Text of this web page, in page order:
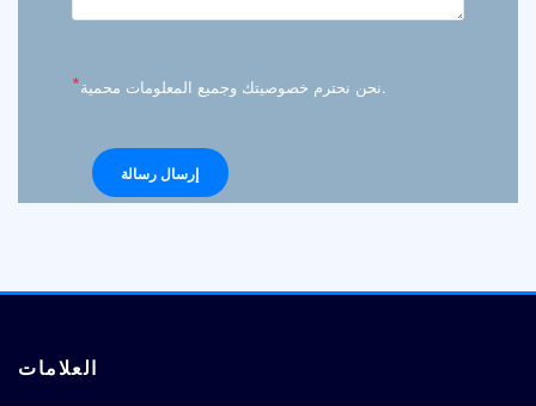
* نحن نحترم خصوصيتك وجميع المعلومات محمية.
العلامات